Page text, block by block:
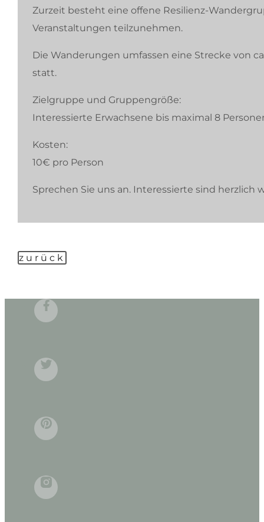
Zurzeit besteht eine offene Resilienz-
Veranstaltungen teilzunehmen.
Die Wanderungen umfassen eine Strecke von
statt.
Zielgruppe und Gruppengröße:
Interessierte Erwachsene bis maximal 8
Kosten:
10€ pro Person
Sprechen Sie uns an. Interessierte sind
zurück